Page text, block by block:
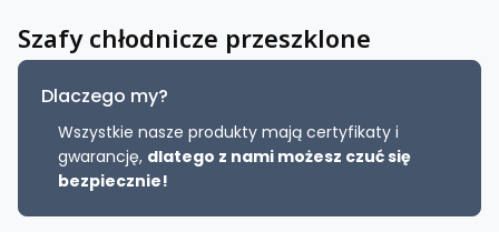
Szafy chłodnicze przeszklone
Dlaczego my?
Wszystkie nasze produkty mają certyfikaty i
gwarancję, dlatego z nami możesz czuć się
bezpiecznie!